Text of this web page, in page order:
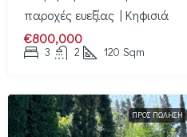
παροχές ευεξίας | Κηφισιά
€800,000
3 2 120 Sqm
ΠΡΟΣ ΠΏΛΗΣΗ